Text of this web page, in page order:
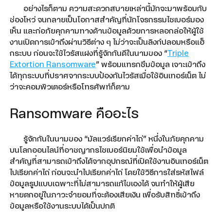
Domain Name & Web Hosting
อย่างไรก็ตาม ความสะดวกสบายเหล่านี้มักจะมาพร้อมกับ
ช่องโหว่ จนกลายเป็นโอกาสสำคัญที่นักโจรกรรมไซเบอร์มอง
เห็น และก่อภัยคุกคามทางด้านข้อมูลด้วยการหลอกล่อให้ผู้ใช้
งานเปิดการเข้าถึงผ่านวิธีต่าง ๆ ไม่ว่าจะเป็นลิงก์ปลอมหรือแฮ็
กระบบ ก่อนจะใช้ไวรัสแฝงที่รู้จักกันดีในนามของ “Triple
Extortion Ransomware” พร้อมแทรกซึมข้อมูล เจาะเข้าถึง
ได้ทุกระบบที่ปราศจากระบบป้องกันไวรัสเมื่อใช้อินเทอร์เน็ต ไม่
ว่าจะคอมพิวเตอร์หรือโทรศัพท์ก็ตาม
Ransomware คืออะไร
รู้จักกันในนามของ “มัลแวร์เรียกค่าไถ่” หนึ่งในภัยคุกคาม
บนโลกออนไลน์ที่อาชญากรไซเบอร์นิยมใช้เพื่อนำข้อมูล
สำคัญที่สามารถเข้าถึงได้จากอุปกรณ์ที่เปิดใช้งานอินเทอร์เน็ต
ไปเรียกค่าไถ่ ก่อนจะนำไปเรียกค่าไถ่ โดยใช้วิธีการใส่รหัสไฟล์
ข้อมูลรูปแบบเฉพาะที่ไม่สามารถแก้ไขเองได้ จนทำให้ผู้เสีย
หายตกอยู่ในภาวะจำยอมที่จะต้องเสียเงิน เพื่อรับสิทธิ์เข้าถึง
ข้อมูลหรือใช้งานระบบได้เป็นปกติ